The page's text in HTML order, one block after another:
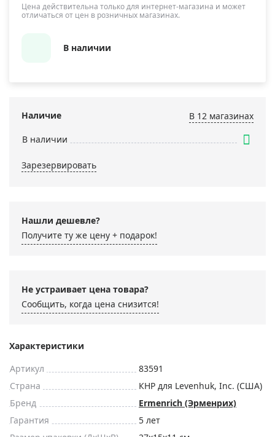
Цена действительна только для интернет-магазина и может
отличаться от цен в розничных магазинах.
В наличии
Наличие
В 12 магазинах
В наличии
Зарезервировать
Нашли дешевле?
Получите ту же цену + подарок!
Не устраивает цена товара?
Сообщить, когда цена снизится!
Характеристики
Артикул
83591
Страна
КНР для Levenhuk, Inc. (США)
Бренд
Ermenrich (Эрменрих)
Гарантия
5 лет